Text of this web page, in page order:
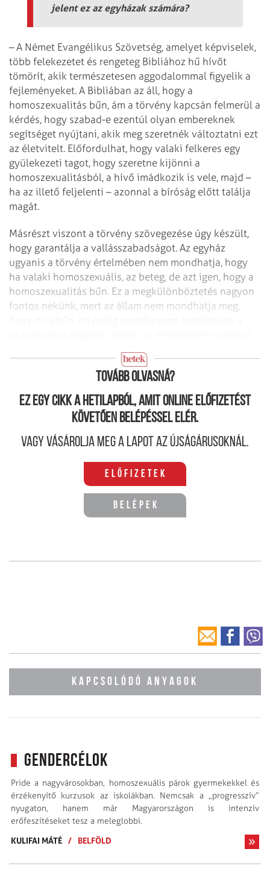
jelent ez az egyházak számára?
– A Német Evangélikus Szövetség, amelyet képviselek,
több felekezetet és rengeteg Bibliához hű hívőt
tömörít, akik természetesen aggodalommal figyelik a
fejleményeket. A Bibliában az áll, hogy a
homoszexualitás bűn, ám a törvény kapcsán felmerül a
kérdés, hogy szabad-e ezentúl olyan embereknek
segítséget nyújtani, akik meg szeretnék változtatni ezt
az életvitelt. Előfordulhat, hogy valaki felkeres egy
gyülekezeti tagot, hogy szeretne kijönni a
homoszexualitásból, a hívő imádkozik is vele, majd –
ha az illető feljelenti – azonnal a bíróság előtt találja
magát.
Másrészt viszont a törvény szövegezése úgy készült,
hogy garantálja a vallásszabadságot. Az egyház
ugyanis a törvény értelmében nem mondhatja, hogy
ha valaki homoszexuális, az beteg, de azt igen, hogy a
homoszexualitás bűn. Ez a megkülönböztetés nagyon
fontos nekünk, mert az állam nem mondhatja meg,
Tovább olvasná?
Ez egy cikk a hetilapból, amit online előfizetést
követően belépéssel elér.
Vagy vásárolja meg a lapot az újságárusoknál.
Előfizetek
Belépek
KAPCSOLÓDÓ ANYAGOK
Gendercélok
Pride a nagy­városokban, homoszexuális párok gyermekekkel és
érzékenyítő kurzusok az iskolákban. Nem­csak a „progresszív”
nyugaton, hanem már Magyarországon is intenzív
erőfeszítéseket tesz a meleglobbi.
KULIFAI MÁTÉ / BELFÖLD